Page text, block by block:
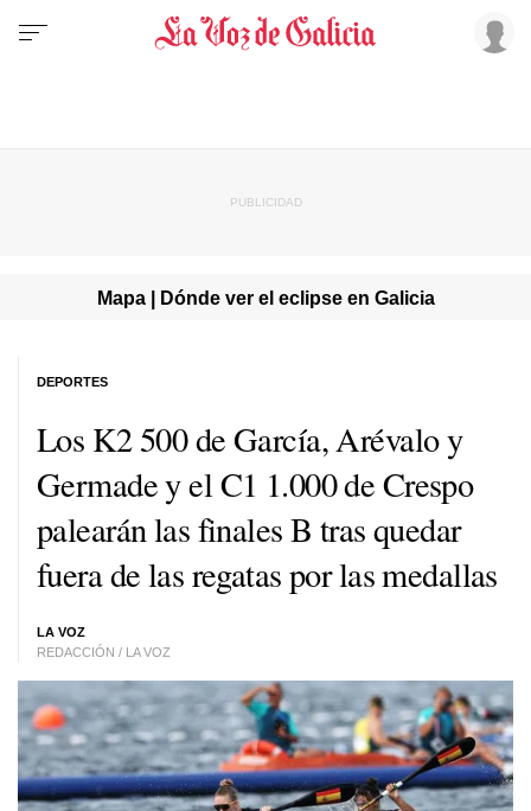
Mapa | Dónde ver el eclipse en Galicia
Los K2 500 de García, Arévalo y
Germade y el C1 1.000 de Crespo
palearán las finales B tras quedar
fuera de las regatas por las medallas
LA VOZ
REDACCIÓN / LA VOZ
DEPORTES